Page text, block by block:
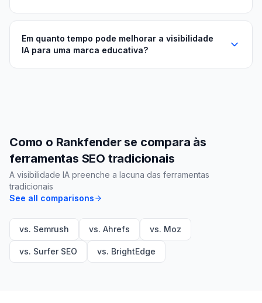
Em quanto tempo pode melhorar a visibilidade
IA para uma marca educativa?
Como o Rankfender se compara às
ferramentas SEO tradicionais
A visibilidade IA preenche a lacuna das ferramentas
tradicionais
See all comparisons
vs. Semrush vs. Ahrefs vs. Moz
vs. Surfer SEO vs. BrightEdge